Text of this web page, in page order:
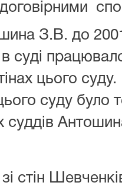
З.В. до
суді
цього
суду було
суддів
стін